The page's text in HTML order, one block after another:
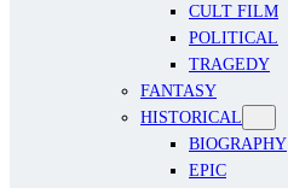
CULT FILM
POLITICAL
TRAGEDY
FANTASY
HISTORICAL
BIOGRAPHY
EPIC